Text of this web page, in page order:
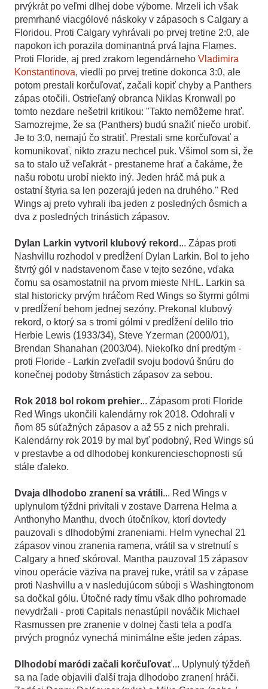
prvýkrát po veľmi dlhej dobe výborne. Mrzeli ich však
premrhané viacgólové náskoky v zápasoch s Calgary a
Floridou. Proti Calgary vyhrávali po prvej tretine 2:0, ale
napokon ich porazila dominantná prvá lajna Flames.
Proti Floride, aj pred zrakom legendárneho Vladimira
Konstantinova, viedli po prvej tretine dokonca 3:0, ale
potom prestali korčuľovať, začali kopiť chyby a Panthers
zápas otočili. Ostrieľaný obranca Niklas Kronwall po
tomto nezdare nešetril kritikou: "Takto nemôžeme hrať.
Samozrejme, že sa (Panthers) budú snažiť niečo urobiť.
Je to 3:0, nemajú čo stratiť. Prestali sme korčuľovať a
komunikovať, nikto zrazu nechcel puk. Všimol som si, že
sa to stalo už veľakrát - prestaneme hrať a čakáme, že
našu robotu urobí niekto iný. Jeden hráč má puk a
ostatní štyria sa len pozerajú jeden na druhého." Red
Wings aj preto vyhrali iba jeden z posledných ôsmich a
dva z posledných trinástich zápasov.
Dylan Larkin vytvoril klubový rekord ... Zápas proti
Nashvillu rozhodol v predĺžení Dylan Larkin. Bol to jeho
štvrtý gól v nadstavenom čase v tejto sezóne, vďaka
čomu sa osamostatnil na prvom mieste NHL. Larkin sa
stal historicky prvým hráčom Red Wings so štyrmi gólmi
v predĺžení behom jednej sezóny. Prekonal klubový
rekord, o ktorý sa s tromi gólmi v predĺžení delilo trio
Herbie Lewis (1933/34), Steve Yzerman (2000/01),
Brendan Shanahan (2003/04). Niekoľko dní predtým -
proti Floride - Larkin zveľadil svoju bodovú šnúru do
konečnej podoby štrnástich zápasov za sebou.
Rok 2018 bol rokom prehier... Zápasom proti Floride
Red Wings ukončili kalendárny rok 2018. Odohrali v
ňom 85 súťažných zápasov a až 55 z nich prehrali.
Kalendárny rok 2019 by mal byť podobný, Red Wings sú
v prestavbe a od dlhodobej konkurencieschopnosti sú
stále ďaleko.
Dvaja dlhodobo zranení sa vrátili... Red Wings v
uplynulom týždni privítali v zostave Darrena Helma a
Anthonyho Manthu, dvoch útočníkov, ktorí dovtedy
pauzovali s dlhodobými zraneniami. Helm vynechal 21
zápasov vinou zranenia ramena, vrátil sa v stretnutí s
Calgary a hneď skóroval. Mantha pauzoval 15 zápasov
vinou operácie väziva na pravej ruke, vrátil sa v zápase
proti Nashvillu a v nasledujúcom súboji s Washingtonom
sa dočkal gólu. Útočné rady tímu však dlho pohromade
nevydržali - proti Capitals nenastúpil nováčik Michael
Rasmussen pre zranenie v dolnej časti tela a podľa
prvých prognóz vynechá minimálne ešte jeden zápas.
Dlhodobí maródi začali korčuľovať... Uplynulý týždeň
sa na ľade objavili ďalší traja dlhodobo zranení hráči.